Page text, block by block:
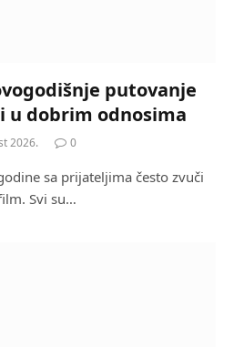
putovanje
u dobrim odnosima
2026. 0
sa prijateljima često zvuči
Svi su…